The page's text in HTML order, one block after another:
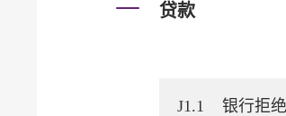
贷款
J1.1 银行拒